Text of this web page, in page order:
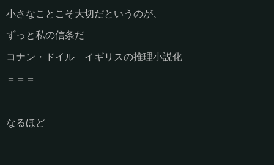
小さなことこそ大切だというのが、
ずっと私の信条だ
コナン・ドイル イギリスの推理小説化
＝＝＝
なるほど